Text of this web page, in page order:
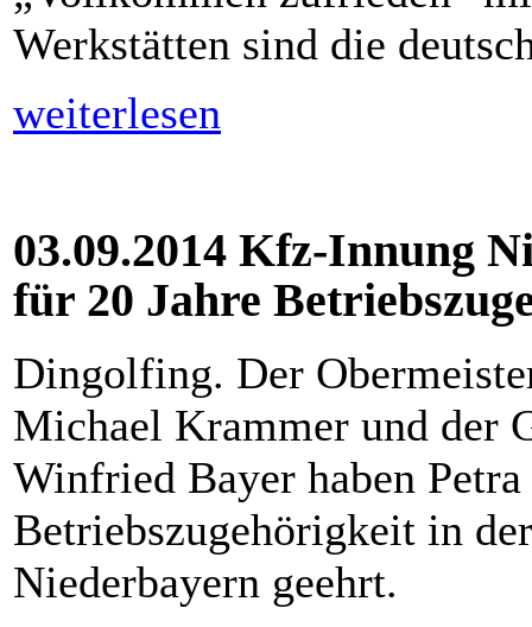
Werkstätten sind die
weiterlesen
03.09.2014 Kfz-Innung
für 20 Jahre
Dingolfing. Der
Michael Krammer und der
Winfried Bayer haben
Betriebszugehörigkeit in
Niederbayern geehrt.